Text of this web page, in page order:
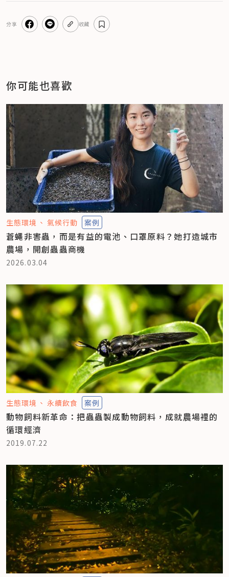
分享 收藏
你可能也喜歡
生態環境 氣候行動 案例
蒼蠅非害蟲，而是有益的電池、口罩原料？她打造城市
農場，開創蟲蟲商機
2026.03.04
生態環境 永續飲食 案例
動物飼料新革命：把蟲蟲製成動物飼料，成就農場裡的
循環經濟
2019.07.22